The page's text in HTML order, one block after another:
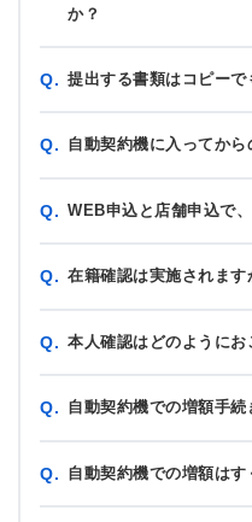
か？
Q. 提出する書類はコピーで
Q. 自動契約機に入ってか
Q. WEB申込と店舗申込で
Q. 在籍確認は実施されます
Q. 本人確認はどのようにお
Q. 自動契約機での増額手続
Q. 自動契約機での増額はす